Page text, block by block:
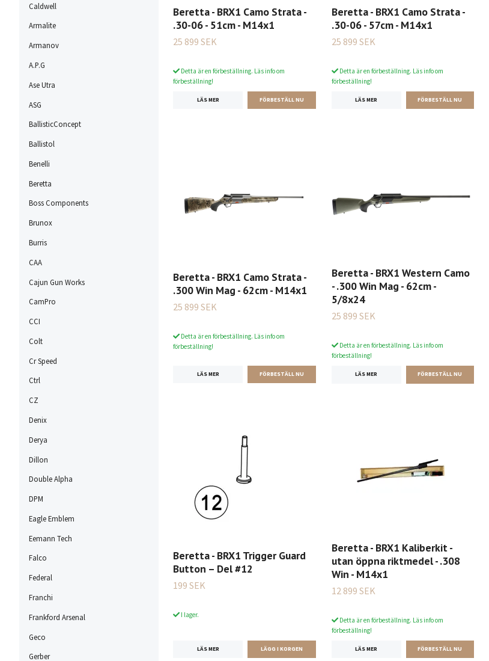
Caldwell
Armalite
Armanov
A.P.G
Ase Utra
ASG
BallisticConcept
Ballistol
Benelli
Beretta
Boss Components
Brunox
Burris
CAA
Cajun Gun Works
CamPro
CCI
Colt
Cr Speed
Ctrl
CZ
Denix
Derya
Dillon
Double Alpha
DPM
Eagle Emblem
Eemann Tech
Falco
Federal
Franchi
Frankford Arsenal
Geco
Gerber
Beretta - BRX1 Camo Strata -
.30-06 - 51cm - M14x1
25 899 SEK
Detta är en förbeställning. Läs info om
förbeställning!
LÄS MER
Beretta - BRX1 Camo Strata -
.30-06 - 57cm - M14x1
25 899 SEK
Detta är en förbeställning. Läs info om
förbeställning!
LÄS MER
Beretta - BRX1 Camo Strata -
.300 Win Mag - 62cm - M14x1
25 899 SEK
Detta är en förbeställning. Läs info om
förbeställning!
LÄS MER
Beretta - BRX1 Western Camo
- .300 Win Mag - 62cm -
5/8x24
25 899 SEK
Detta är en förbeställning. Läs info om
förbeställning!
LÄS MER
Beretta - BRX1 Trigger Guard
Button – Del #12
199 SEK
I lager.
LÄS MER
Beretta - BRX1 Kaliberkit -
utan öppna riktmedel - .308
Win - M14x1
12 899 SEK
Detta är en förbeställning. Läs info om
förbeställning!
LÄS MER